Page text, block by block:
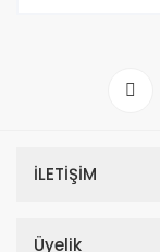
İLETİŞİM
Üyelik